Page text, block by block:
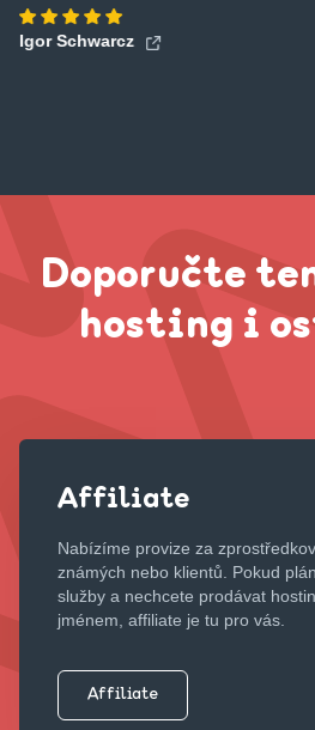
Igor Schwarcz
Doporučte
hosting i
Affiliate
Nabízíme provize za
známých nebo klientů. Pokud
služby a nechcete prodávat
jménem, affiliate je tu pro vás.
Affiliate